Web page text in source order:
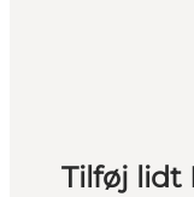
Tilføj lidt